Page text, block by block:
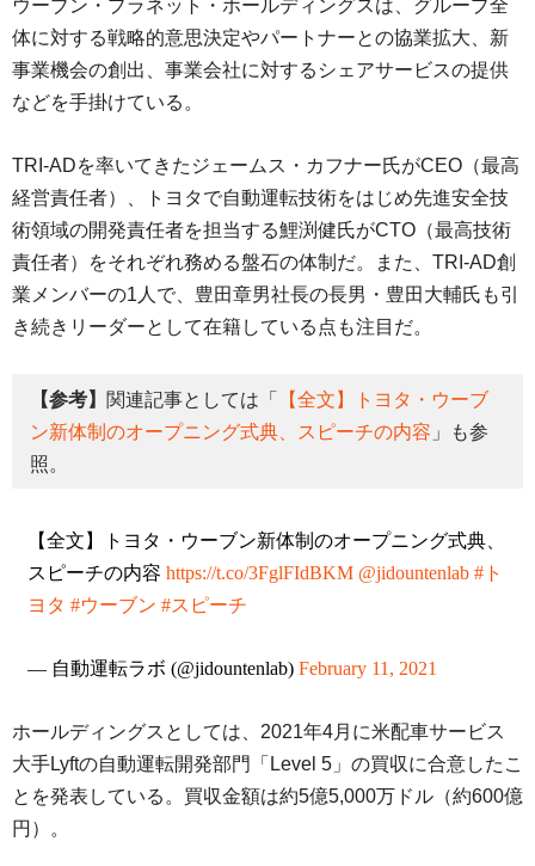
ウーブン・プラネット・ホールディングスは、グループ全
体に対する戦略的意思決定やパートナーとの協業拡大、新
事業機会の創出、事業会社に対するシェアサービスの提供
などを手掛けている。
TRI-ADを率いてきたジェームス・カフナー氏がCEO（最高
経営責任者）、トヨタで自動運転技術をはじめ先進安全技
術領域の開発責任者を担当する鯉渕健氏がCTO（最高技術
責任者）をそれぞれ務める盤石の体制だ。また、TRI-AD創
業メンバーの1人で、豊田章男社長の長男・豊田大輔氏も引
き続きリーダーとして在籍している点も注目だ。
【参考】 関連記事としては「
【全文】トヨタ・ウーブ
ン新体制のオープニング式典、スピーチの内容 」も参
照。
【全文】トヨタ・ウーブン新体制のオープニング式典、
スピーチの内容 https://t.co/3FglFIdBKM @jidountenlab #ト
ヨタ #ウーブン #スピーチ
— 自動運転ラボ (@jidountenlab) February 11, 2021
ホールディングスとしては、2021年4月に米配車サービス
大手Lyftの自動運転開発部門「Level 5」の買収に合意したこ
とを発表している。買収金額は約5億5,000万ドル（約600億
円）。